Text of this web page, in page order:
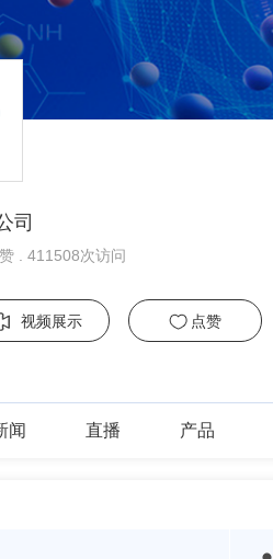
司
. 411508次访问
视频展示 点赞
闻 直播 产品